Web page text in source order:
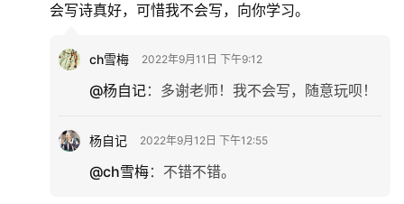
会写诗真好，可惜我不会写，向你学习。
ch雪梅 2022年9月11日 下午9:12
@杨自记： 多谢老师！我不会写，随意玩呗！
杨自记 2022年9月12日 下午12:55
@ch雪梅： 不错不错。